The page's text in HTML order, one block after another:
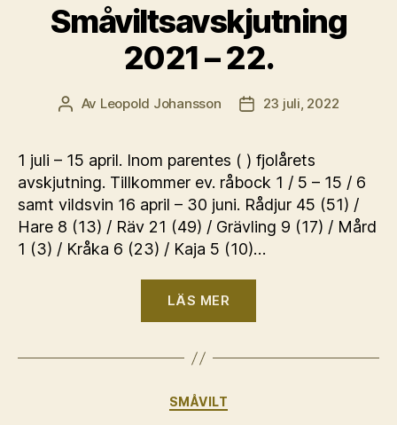
Småviltsavskjutning
2021 – 22.
Inläggsförfattare
Av Leopold Johansson Inläggsdatum
23 juli, 2022
1 juli – 15 april. Inom parentes ( ) fjolårets
avskjutning. Tillkommer ev. råbock 1 / 5 – 15 / 6
samt vildsvin 16 april – 30 juni. Rådjur 45 (51) /
Hare 8 (13) / Räv 21 (49) / Grävling 9 (17) / Mård
1 (3) / Kråka 6 (23) / Kaja 5 (10)…
LÄS MER
22.”
Kategorier
SMÅVILT